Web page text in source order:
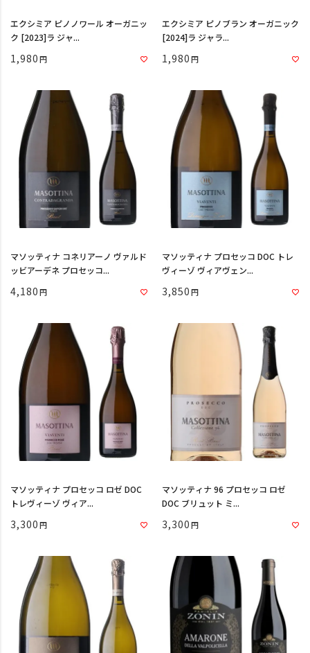
エクシミア ピノノワール オーガニッ
ク [2023]ラ ジャ...
1,980
エクシミア ピノブラン オーガニック
[2024]ラ ジャラ...
1,980
マソッティナ コネリアーノ ヴァルド
ッビアーデネ プロセッコ...
4,180
マソッティナ プロセッコ DOC トレ
ヴィーゾ ヴィアヴェン...
3,850
マソッティナ プロセッコ ロゼ DOC
トレヴィーゾ ヴィア...
3,300
マソッティナ 96 プロセッコ ロゼ
DOC ブリュット ミ...
3,300